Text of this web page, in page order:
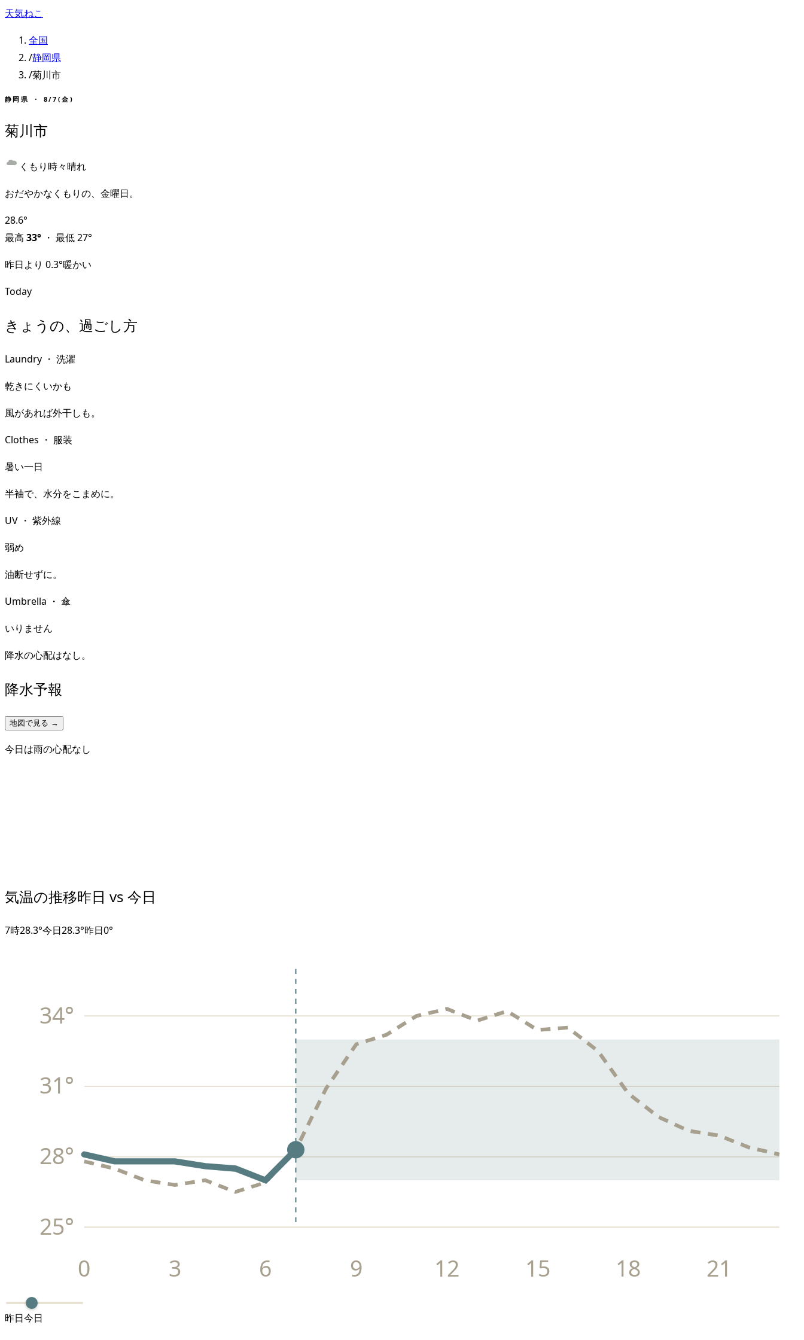
天気ねこ
全国
/静岡県
/菊川市
静岡県 ・ 8/7(金)
菊川市
くもり時々晴れ
おだやかなくもりの、金曜日。
28.6°
最高 33° ・ 最低27°
昨日より 0.3°暖かい
Today
きょうの、過ごし方
Laundry ・ 洗濯
乾きにくいかも
風があれば外干しも。
Clothes ・ 服装
暑い一日
半袖で、水分をこまめに。
UV ・ 紫外線
弱め
油断せずに。
Umbrella ・ 傘
いりません
降水の心配はなし。
降水予報
地図で見る →
今日は雨の心配なし
気温の推移昨日 vs 今日
7時28.3°今日28.3°昨日0°
25°
28°
31°
34°
0 3 6 9 12 15 18 21
昨日今日